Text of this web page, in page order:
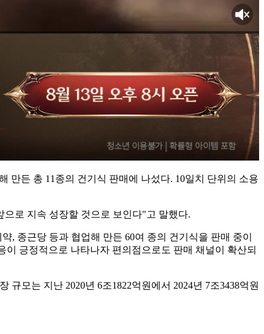
만든 총 11종의 건기식 판매에 나섰다. 10일치 단위의 소용
로 지속 성장할 것으로 보인다"고 말했다.
, 종근당 등과 협업해 만든 60여 종의 건기식을 판매 중이
긍정적으로 나타나자 편의점으로도 판매 채널이 확산되
모는 지난 2020년 6조1822억원에서 2024년 7조3438억원